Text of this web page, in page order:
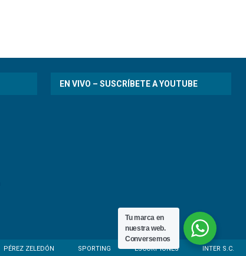
EN VIVO – SUSCRÍBETE A YOUTUBE
PÉREZ ZELEDÓN SPORTING ESCORPIONES INTER S.C.
Tu marca en
nuestra web.
Conversemos